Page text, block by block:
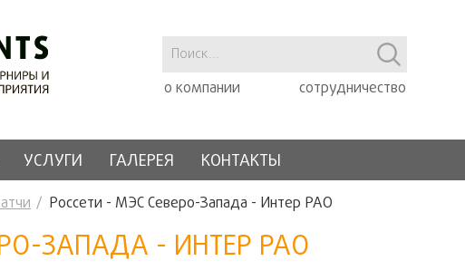
о компании сотрудничество
УСЛУГИ ГАЛЕРЕЯ КОНТАКТЫ
Россети - МЭС Северо-Запада - Интер РАО
ЗАПАДА - ИНТЕР РАО